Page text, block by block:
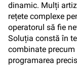
dinamic. Mulți
rețete complexe
operatorul să fie
Soluția constă în
combinate precum
programarea